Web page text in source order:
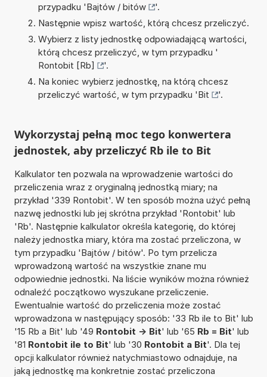
przypadku 'Bajtów / bitów
'.
Następnie wpisz wartość, którą chcesz przeliczyć.
Wybierz z listy jednostkę odpowiadającą wartości,
którą chcesz przeliczyć, w tym przypadku '
Rontobit [Rb]
'.
Na koniec wybierz jednostkę, na którą chcesz
przeliczyć wartość, w tym przypadku 'Bit '.
Wykorzystaj pełną moc tego konwertera
jednostek, aby przeliczyć Rb ile to Bit
Kalkulator ten pozwala na wprowadzenie wartości do
przeliczenia wraz z oryginalną jednostką miary; na
przykład '339 Rontobit'. W ten sposób można użyć pełną
nazwę jednostki lub jej skrótna przykład 'Rontobit' lub
'Rb'. Następnie kalkulator określa kategorię, do której
należy jednostka miary, która ma zostać przeliczona, w
tym przypadku 'Bajtów / bitów'. Po tym przelicza
wprowadzoną wartość na wszystkie znane mu
odpowiednie jednostki. Na liście wyników można również
odnaleźć początkowo wyszukane przeliczenie.
Ewentualnie wartość do przeliczenia może zostać
wprowadzona w następujący sposób: '33 Rb ile to Bit' lub
'15 Rb a Bit' lub '49 Rontobit -> Bit' lub '65 Rb = Bit' lub
'81 Rontobit ile to Bit' lub '30 Rontobit a Bit'. Dla tej
opcji kalkulator również natychmiastowo odnajduje, na
jaką jednostkę ma konkretnie zostać przeliczona